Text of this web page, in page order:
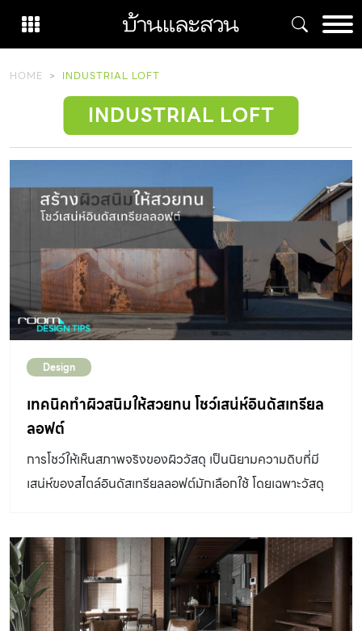
content
HOME INDUSTRIAL LOFT
INDUSTRIAL LOFT
Design
เทคนิคทำผิวสนิมให้สวยทน โชว์เสน่ห์อินดัสเทรียล
ลอฟต์
การโชว์ให้เห็นสภาพจริงของผิววัสดุ เป็นนิยามความดิบที่มี
เสน่ห์ของสไตล์อินดัสเทรียลลอฟต์มักเลือกใช้ โดยเฉพาะวัสดุ
เสน่ห์มากขึ้นอย่างเป็นธรรมชาติ เมื่อปรากฏสีส้มสนิมที่
สวยงามแปลกตา สำหรับใครที่หลงใหลในเสน่ห์แห่งความไม่
สมบูรณ์ของวัสดุ สู่ความงามของเนื้อแท้ งานเหล็กสีสนิมจึง